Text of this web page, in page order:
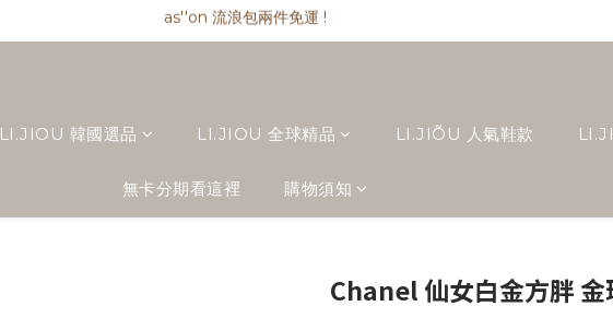
as''on 流浪包兩件免運 !
as''on 流浪包兩件免運 !
as''on 流浪包匯款現折 $ 100
as''on 流浪包兩件免運 !
LI.JIOU 韓國選品 LI.JIOU 全球精品 LI.JIÕU 人氣鞋款
無卡分期看這裡 購物須知
Chanel 仙女白金方胖 金